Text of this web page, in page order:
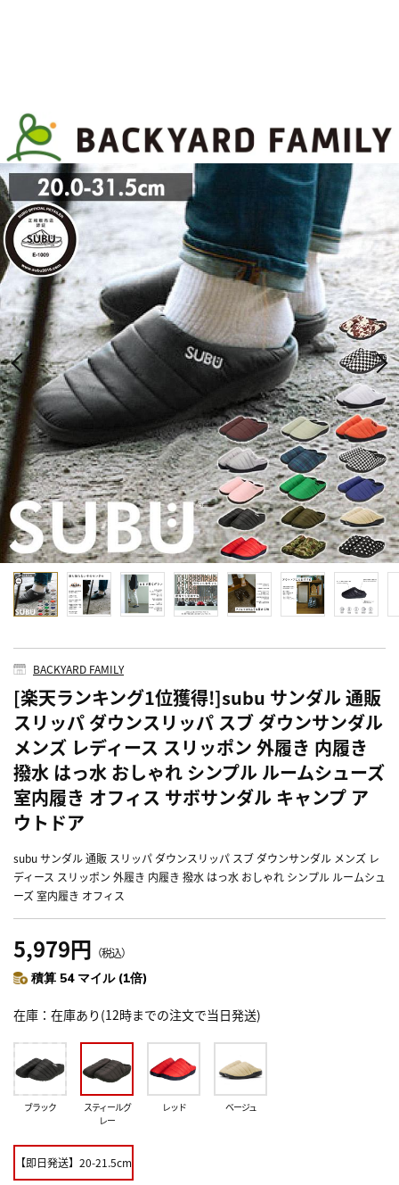
BACKYARD FAMILY
[楽天ランキング1位獲得!]subu サンダル 通販
スリッパ ダウンスリッパ スブ ダウンサンダル
メンズ レディース スリッポン 外履き 内履き
撥水 はっ水 おしゃれ シンプル ルームシューズ
室内履き オフィス サボサンダル キャンプ ア
ウトドア
subu サンダル 通販 スリッパ ダウンスリッパ スブ ダウンサンダル メンズ レ
ディース スリッポン 外履き 内履き 撥水 はっ水 おしゃれ シンプル ルームシュ
ーズ 室内履き オフィス
5,979円 （税込）
積算 54 マイル (1倍)
在庫 在庫あり(12時までの注文で当日発送)
ブラック
スティールグ
レー
レッド ベージュ
【即日発送】20-21.5cm